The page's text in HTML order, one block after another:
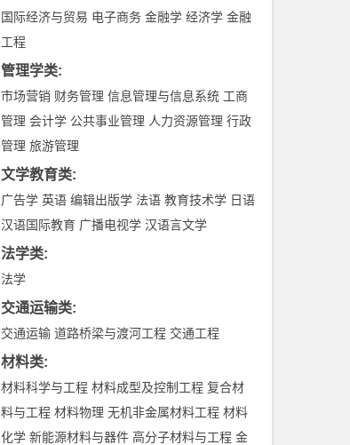
国际经济与贸易 电子商务 金融学 经济学 金融
工程
管理学类:
市场营销 财务管理 信息管理与信息系统 工商
管理 会计学 公共事业管理 人力资源管理 行政
管理 旅游管理
文学教育类:
广告学 英语 编辑出版学 法语 教育技术学 日语
汉语国际教育 广播电视学 汉语言文学
法学类:
法学
交通运输类:
交通运输 道路桥梁与渡河工程 交通工程
材料类:
材料科学与工程 材料成型及控制工程 复合材
料与工程 材料物理 无机非金属材料工程 材料
化学 新能源材料与器件 高分子材料与工程 金